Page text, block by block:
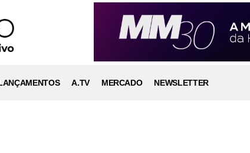
A.TV MERCADO
NEWSLETTER